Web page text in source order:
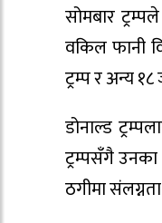
सोमबार
वकिल फानी
ट्रम्प र अन्य
डोनाल्ड
ट्रम्पसँगै
ठगीमा